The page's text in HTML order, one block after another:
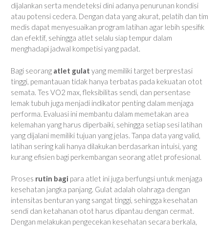
dijalankan serta mendeteksi dini adanya penurunan kondisi
atau potensi cedera. Dengan data yang akurat, pelatih dan tim
medis dapat menyesuaikan program latihan agar lebih spesifik
dan efektif, sehingga atlet selalu siap tempur dalam
menghadapi jadwal kompetisi yang padat.
Bagi seorang atlet gulat yang memiliki target berprestasi
tinggi, pemantauan tidak hanya terbatas pada kekuatan otot
semata. Tes VO2 max, fleksibilitas sendi, dan persentase
lemak tubuh juga menjadi indikator penting dalam menjaga
performa. Evaluasi ini membantu dalam memetakan area
kelemahan yang harus diperbaiki, sehingga setiap sesi latihan
yang dijalani memiliki tujuan yang jelas. Tanpa data yang valid,
latihan sering kali hanya dilakukan berdasarkan intuisi, yang
kurang efisien bagi perkembangan seorang atlet profesional.
Proses rutin bagi para atlet ini juga berfungsi untuk menjaga
kesehatan jangka panjang. Gulat adalah olahraga dengan
intensitas benturan yang sangat tinggi, sehingga kesehatan
sendi dan ketahanan otot harus dipantau dengan cermat.
Dengan melakukan pengecekan kesehatan secara berkala,